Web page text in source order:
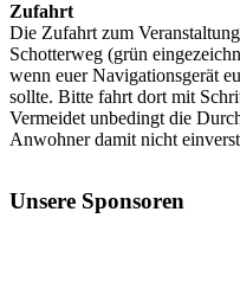
Zufahrt
Die Zufahrt zum
Schotterweg (grün
wenn euer Navigationsgerät
sollte. Bitte fahrt dort mit
Vermeidet unbedingt die
Anwohner damit nicht
Unsere Sponsoren